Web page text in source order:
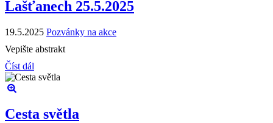
Lašťanech 25.5.2025
19.5.2025 Pozvánky na akce
Vepište abstrakt
Číst dál
Cesta světla